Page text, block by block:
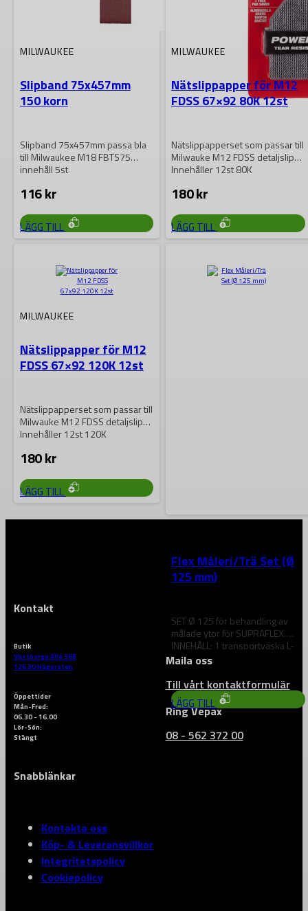
MILWAUKEE
Slipband 75x457mm
150 korn
Slipband 75x457mm passa bla
till Milwaukee M18 FBTS75
innehåll 5st
116kr
LÄGG TILL
MILWAUKEE
Nätslippapper för M12
FDSS 67×92 80K 12st
Nätslippapperset som passar till
Milwauke M12 FDSS detaljslip
Innehåller 12st 80K
180kr
LÄGG TILL
MILWAUKEE
Nätslippapper för M12
FDSS 67×92 120K 12st
Nätslippapperset som passar till
Milwauke M12 FDSS detaljslip
Innehåller 12st 120K
180kr
LÄGG TILL
Flex Måleri/Trä Set (Ø
125 mm)
SET Ø 125 för behandling av
målade ytor för SUPRAFLEX.
INNEHÅLL: 1 transportväska L-
BOXX® 102,…
1 393kr
LÄGG TILL
Kontakt
Butik
Västberga Allé 36B
126 30 Hägersten
Maila oss
Till vårt kontaktformulär
Öppettider
Mån-Fred:
06.30 - 16.00
Lör-Sön:
Stängt
Ring Vepax
08 - 562 372 00
Snabblänkar
Kontakta oss
Köp- & Leveransvillkor
Integritetspolicy
Cookiepolicy